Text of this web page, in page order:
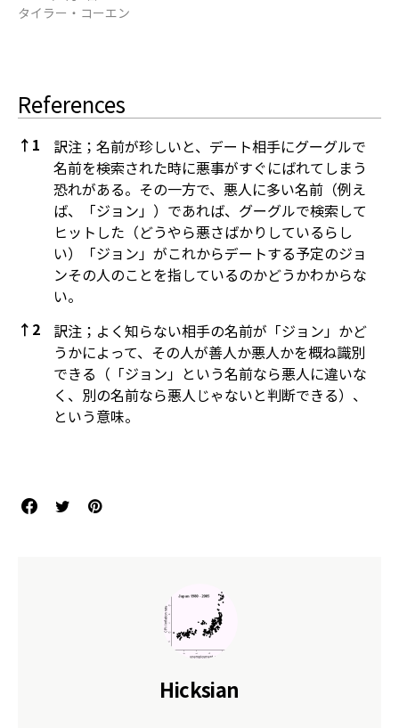
タイラー・コーエン
References
↑ 1
訳注；名前が珍しいと、デート相手にグーグルで
名前を検索された時に悪事がすぐにばれてしまう
恐れがある。その一方で、悪人に多い名前（例え
ば、「ジョン」）であれば、グーグルで検索して
ヒットした（どうやら悪さばかりしているらし
い）「ジョン」がこれからデートする予定のジョ
ンその人のことを指しているのかどうかわからな
い。
↑ 2
訳注；よく知らない相手の名前が「ジョン」かど
うかによって、その人が善人か悪人かを概ね識別
できる（「ジョン」という名前なら悪人に違いな
く、別の名前なら悪人じゃないと判断できる）、
という意味。
Hicksian